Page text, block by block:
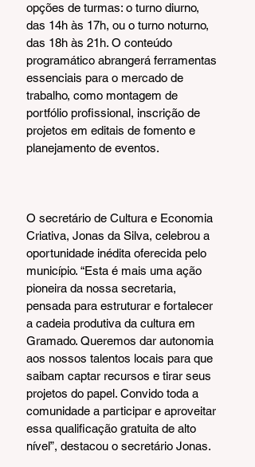
opções de turmas: o turno diurno,
das 14h às 17h, ou o turno noturno,
das 18h às 21h. O conteúdo
programático abrangerá ferramentas
essenciais para o mercado de
trabalho, como montagem de
portfólio profissional, inscrição de
projetos em editais de fomento e
planejamento de eventos.
O secretário de Cultura e Economia
Criativa, Jonas da Silva, celebrou a
oportunidade inédita oferecida pelo
município. “Esta é mais uma ação
pioneira da nossa secretaria,
pensada para estruturar e fortalecer
a cadeia produtiva da cultura em
Gramado. Queremos dar autonomia
aos nossos talentos locais para que
saibam captar recursos e tirar seus
projetos do papel. Convido toda a
comunidade a participar e aproveitar
essa qualificação gratuita de alto
nível”, destacou o secretário Jonas.